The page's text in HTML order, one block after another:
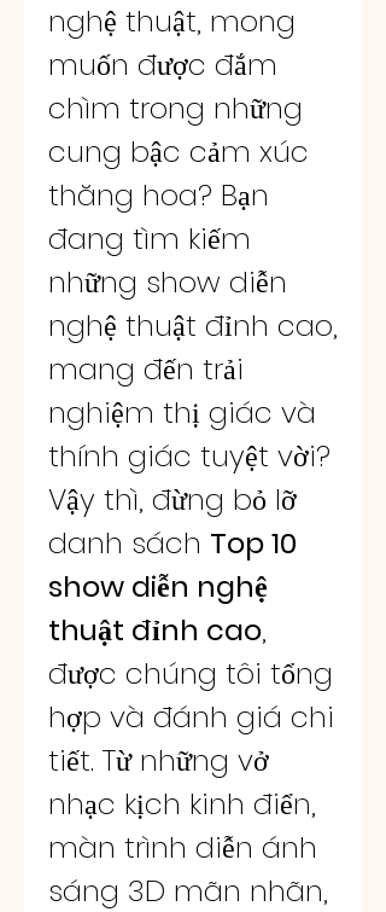
nghệ thuật, mong
muốn được đắm
chìm trong những
cung bậc cảm xúc
thăng hoa? Bạn
đang tìm kiếm
những show diễn
nghệ thuật đỉnh cao,
mang đến trải
nghiệm thị giác và
thính giác tuyệt vời?
Vậy thì, đừng bỏ lỡ
danh sách Top 10
show diễn nghệ
thuật đỉnh cao,
được chúng tôi tổng
hợp và đánh giá chi
tiết. Từ những vở
nhạc kịch kinh điển,
màn trình diễn ánh
sáng 3D mãn nhãn,